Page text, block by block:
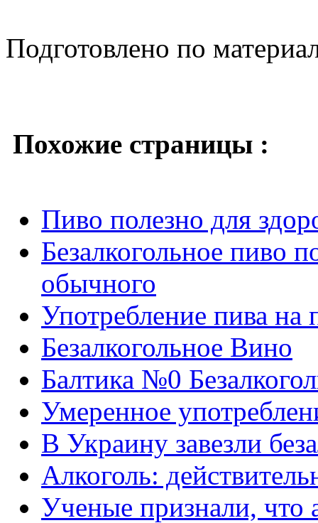
Подготовлено по
Похожие страницы :
Пиво полезно для
Безалкогольное пиво
обычного
Употребление пива на
Безалкогольное Вино
Балтика №0
Умеренное
В Украину завезли
Алкоголь:
Ученые признали, что